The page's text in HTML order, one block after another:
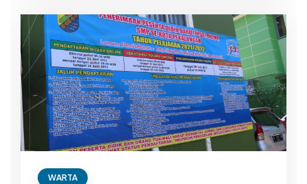
WARTA